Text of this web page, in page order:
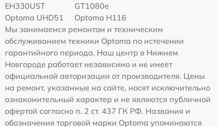
EH330UST
GT1080e
Optoma UHD51
Optoma H116
Мы занимаемся ремонтом и техническим
обслуживанием техники Optoma по истечении
гарантийного периода. Наш центр в Нижнем
Новгороде работает независимо и не имеет
официальной авторизации от производителя. Цены
на ремонт, указанные на сайте, носят исключительно
ознакомительный характер и не являются публичной
офертой согласно п. 2 ст. 437 ГК РФ. Названия и
обозначения торговой марки Optoma упоминаются